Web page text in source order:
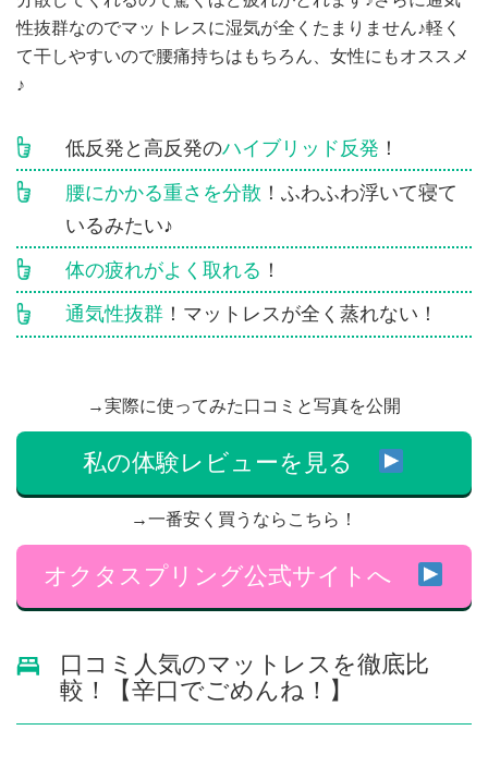
性抜群なのでマットレスに湿気が全くたまりません♪軽く
て干しやすいので腰痛持ちはもちろん、女性にもオススメ
♪
低反発と高反発のハイブリッド反発 ！
腰にかかる重さを分散 ！ふわふわ浮いて寝て
いるみたい♪
体の疲れがよく取れる ！
通気性抜群！マットレスが全く蒸れない！
→実際に使ってみた口コミと写真を公開
私の体験レビューを見る
→一番安く買うならこちら！
オクタスプリング公式サイトへ
口コミ人気のマットレスを徹底比
較！【辛口でごめんね！】